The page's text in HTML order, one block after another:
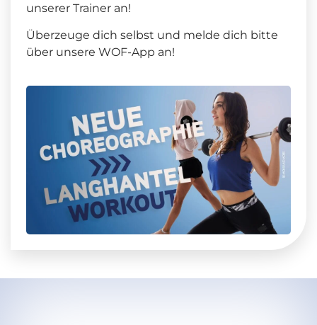
unserer Trainer an!
Überzeuge dich selbst und melde dich bitte
über unsere WOF-App an!